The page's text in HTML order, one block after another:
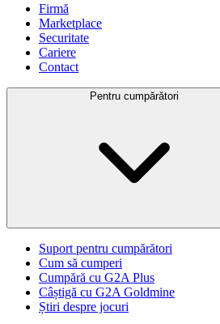
Firmă
Marketplace
Securitate
Cariere
Contact
Pentru cumpărători
Suport pentru cumpărători
Cum să cumperi
Cumpără cu G2A Plus
Câștigă cu G2A Goldmine
Știri despre jocuri